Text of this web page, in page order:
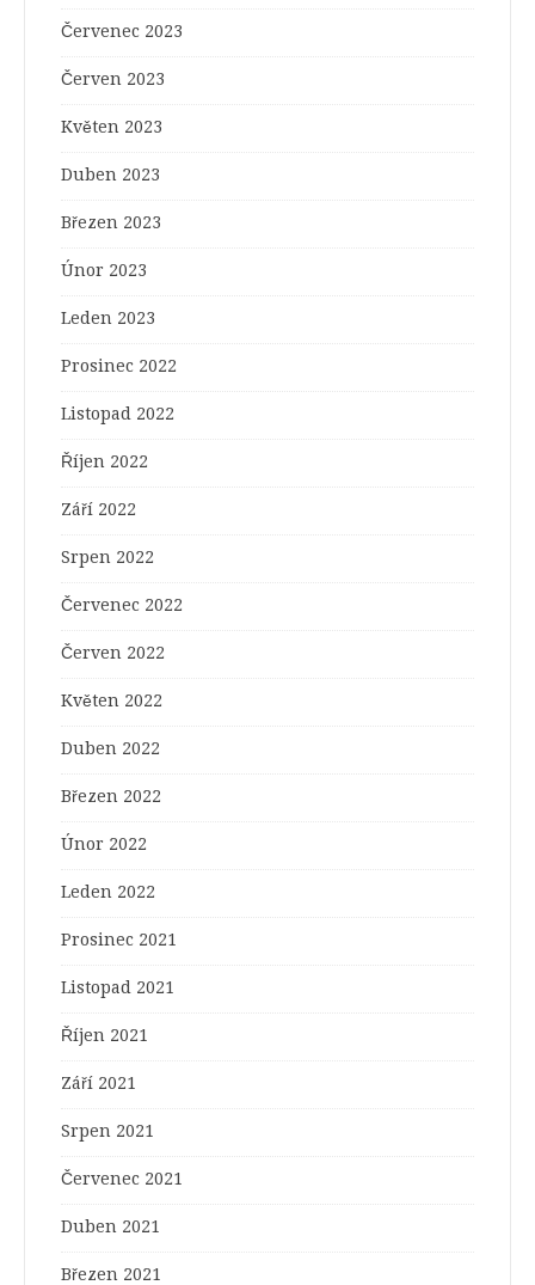
Červenec 2023
Červen 2023
Květen 2023
Duben 2023
Březen 2023
Únor 2023
Leden 2023
Prosinec 2022
Listopad 2022
Říjen 2022
Září 2022
Srpen 2022
Červenec 2022
Červen 2022
Květen 2022
Duben 2022
Březen 2022
Únor 2022
Leden 2022
Prosinec 2021
Listopad 2021
Říjen 2021
Září 2021
Srpen 2021
Červenec 2021
Duben 2021
Březen 2021